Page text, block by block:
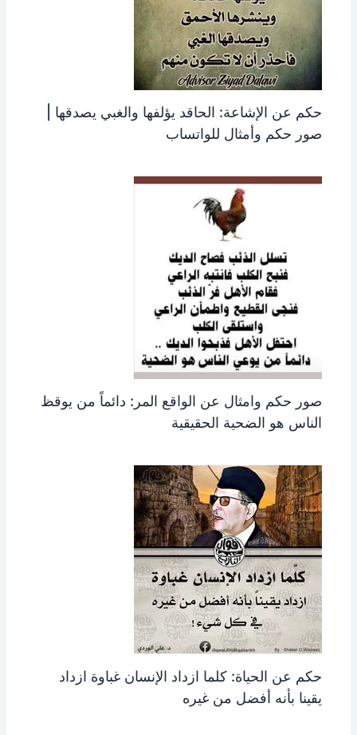
حكم عن الإشاعة: الحاقد يؤلفها والغبي يصدقها |
صور حكم وأمثال للواتساب
صور حكم وامثال عن الواقع المر: دائماً من يوقظ
الناس هو الضحية الحقيقية
حكم عن الحياة: كلما ازداد الإنسان غباوة ازداد
يقينا بأنه أفضل من غيره